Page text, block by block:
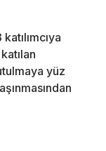
yüz